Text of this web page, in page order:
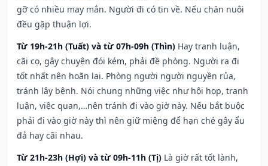
gỡ có nhiều may mắn. Người đi có tin về. Nếu chăn nuôi
đều gặp thuận lợi.
Từ 19h-21h (Tuất) và từ 07h-09h (Thìn) Hay tranh luận,
cãi cọ, gây chuyện đói kém, phải đề phòng. Người ra đi
tốt nhất nên hoãn lại. Phòng người người nguyền rủa,
tránh lây bệnh. Nói chung những việc như hội họp, tranh
luận, việc quan,…nên tránh đi vào giờ này. Nếu bắt buộc
phải đi vào giờ này thì nên giữ miệng để hạn ché gây ẩu
đả hay cãi nhau.
Từ 21h-23h (Hợi) và từ 09h-11h (Tị) Là giờ rất tốt lành,